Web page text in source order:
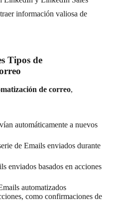
información valiosa de
Tipos de
de correo,
automáticamente a nuevos
de Emails enviados durante
enviados basados en acciones
automatizados
como confirmaciones de